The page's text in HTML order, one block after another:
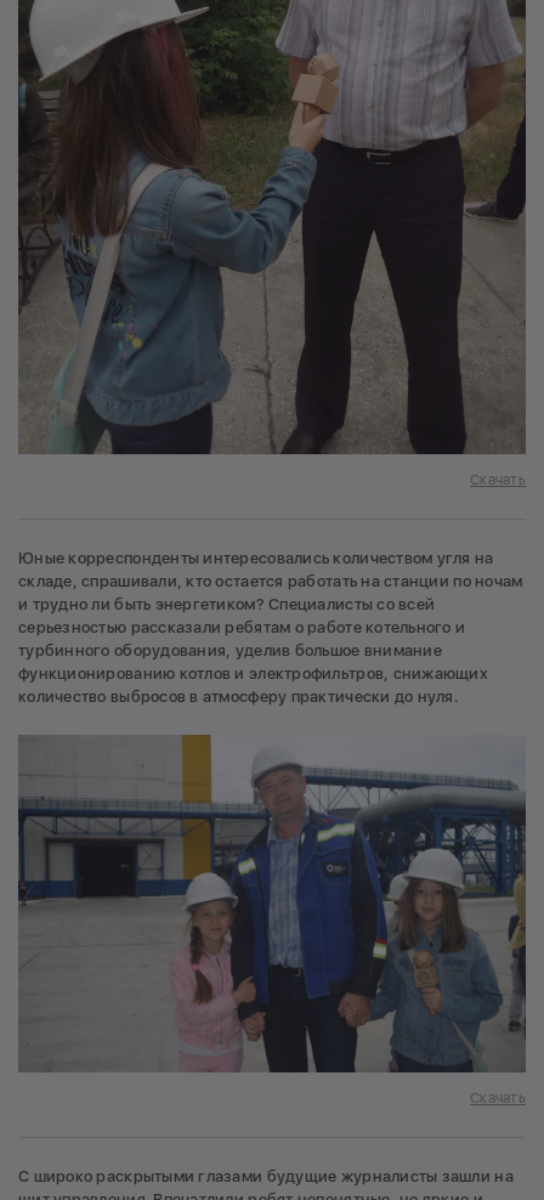
Скачать
Юные корреспонденты интересовались количеством угля на
складе, спрашивали, кто остается работать на станции по ночам
и трудно ли быть энергетиком? Специалисты со всей
серьезностью рассказали ребятам о работе котельного и
турбинного оборудования, уделив большое внимание
функционированию котлов и электрофильтров, снижающих
количество выбросов в атмосферу практически до нуля.
Скачать
С широко раскрытыми глазами будущие журналисты зашли на